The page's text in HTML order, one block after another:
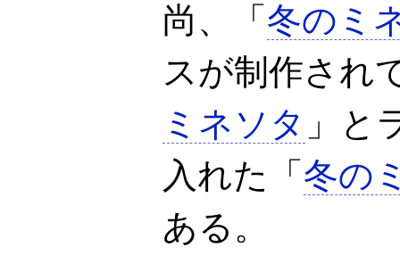
尚、「 冬のミ
スが制作され
ミネソタ 」と
入れた「 冬の
ある。